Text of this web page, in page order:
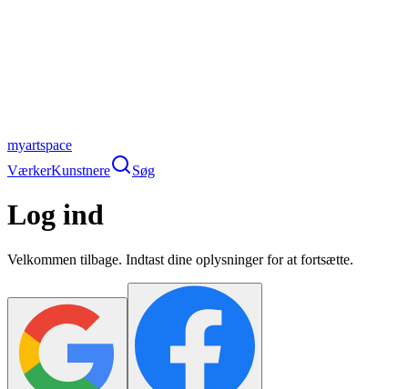
myartspace
VærkerKunstnere Søg
Log ind
Velkommen tilbage. Indtast dine oplysninger for at fortsætte.